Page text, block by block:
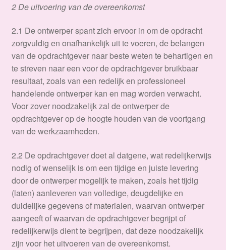
2 De uitvoering van de overeenkomst
​2.1 De ontwerper spant zich ervoor in om de opdracht
zorgvuldig en onafhankelijk uit te voeren, de belangen
van de opdrachtgever naar beste weten te behartigen en
te streven naar een voor de opdrachtgever bruikbaar
resultaat, zoals van een redelijk en professioneel
handelende ontwerper kan en mag worden verwacht.
Voor zover noodzakelijk zal de ontwerper de
opdrachtgever op de hoogte houden van de voortgang
van de werkzaamheden.
2.2 De opdrachtgever doet al datgene, wat redelijkerwijs
nodig of wenselijk is om een tijdige en juiste levering
door de ontwerper mogelijk te maken, zoals het tijdig
(laten) aanleveren van volledige, deugdelijke en
duidelijke gegevens of materialen, waarvan ontwerper
aangeeft of waarvan de opdrachtgever begrijpt of
redelijkerwijs dient te begrijpen, dat deze noodzakelijk
zijn voor het uitvoeren van de overeenkomst.